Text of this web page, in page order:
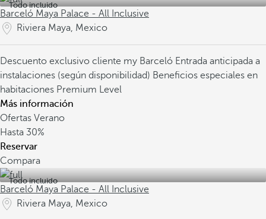
Todo incluido
Barceló Maya Palace - All Inclusive
Riviera Maya, Mexico
Descuento exclusivo cliente my Barceló Entrada anticipada a
instalaciones (según disponibilidad) Beneficios especiales en
habitaciones Premium Level
Más información
Ofertas Verano
Hasta 30%
Reservar
Compara
Todo incluido
Barceló Maya Palace - All Inclusive
Riviera Maya, Mexico